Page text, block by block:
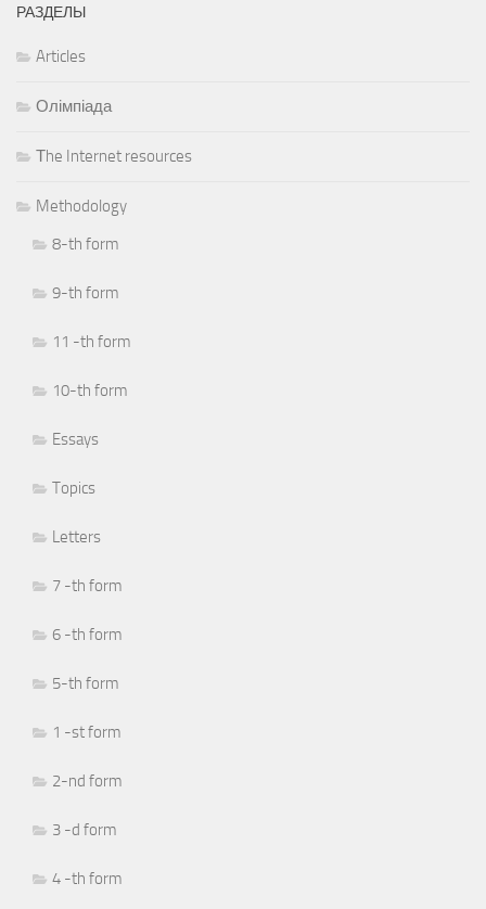
РАЗДЕЛЫ
Articles
Олімпіада
Тhe Internet resources
Methodology
8-th form
9-th form
11 -th form
10-th form
Essays
Topics
Letters
7 -th form
6 -th form
5-th form
1 -st form
2-nd form
3 -d form
4 -th form